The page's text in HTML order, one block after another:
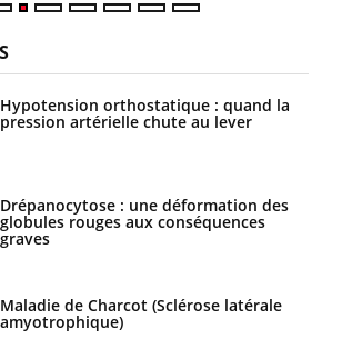
Hypotension orthostatique : quand la
pression artérielle chute au lever
Drépanocytose : une déformation des
globules rouges aux conséquences
graves
Maladie de Charcot (Sclérose latérale
amyotrophique)